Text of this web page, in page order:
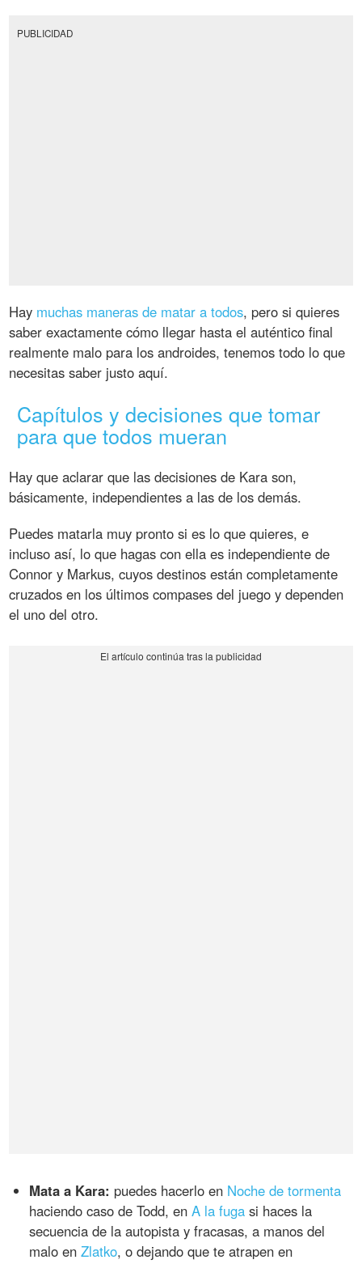
PUBLICIDAD
Hay muchas maneras de matar a todos, pero si quieres
saber exactamente cómo llegar hasta el auténtico final
realmente malo para los androides, tenemos todo lo que
necesitas saber justo aquí.
Capítulos y decisiones que tomar
para que todos mueran
Hay que aclarar que las decisiones de Kara son,
básicamente, independientes a las de los demás.
Puedes matarla muy pronto si es lo que quieres, e
incluso así, lo que hagas con ella es independiente de
Connor y Markus, cuyos destinos están completamente
cruzados en los últimos compases del juego y dependen
el uno del otro.
Mata a Kara: puedes hacerlo en Noche de tormenta
haciendo caso de Todd, enA la fuga si haces la
secuencia de la autopista y fracasas, a manos del
malo enZlatko, o dejando que te atrapen en